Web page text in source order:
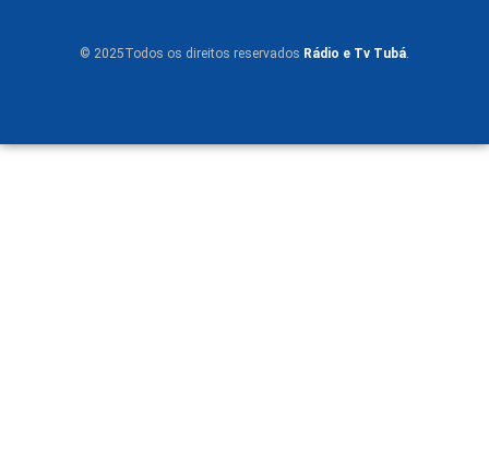
© 2025Todos os direitos reservados Rádio e Tv Tubá.